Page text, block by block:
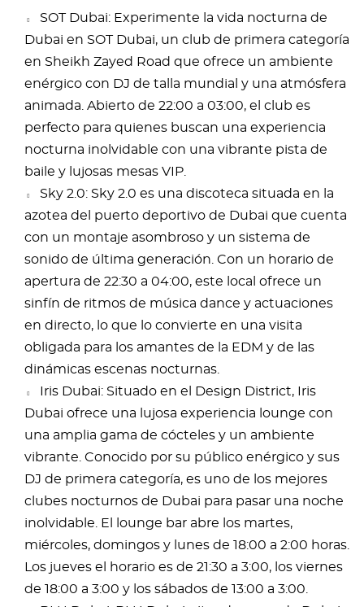
SOT Dubai: Experimente la vida nocturna de
Dubai en SOT Dubai, un club de primera categoría
en Sheikh Zayed Road que ofrece un ambiente
enérgico con DJ de talla mundial y una atmósfera
animada. Abierto de 22:00 a 03:00, el club es
perfecto para quienes buscan una experiencia
nocturna inolvidable con una vibrante pista de
baile y lujosas mesas VIP.
Sky 2.0: Sky 2.0 es una discoteca situada en la
azotea del puerto deportivo de Dubai que cuenta
con un montaje asombroso y un sistema de
sonido de última generación. Con un horario de
apertura de 22:30 a 04:00, este local ofrece un
sinfín de ritmos de música dance y actuaciones
en directo, lo que lo convierte en una visita
obligada para los amantes de la EDM y de las
dinámicas escenas nocturnas.
Iris Dubai: Situado en el Design District, Iris
Dubai ofrece una lujosa experiencia lounge con
una amplia gama de cócteles y un ambiente
vibrante. Conocido por su público enérgico y sus
DJ de primera categoría, es uno de los mejores
clubes nocturnos de Dubai para pasar una noche
inolvidable. El lounge bar abre los martes,
miércoles, domingos y lunes de 18:00 a 2:00 horas.
Los jueves el horario es de 21:30 a 3:00, los viernes
de 18:00 a 3:00 y los sábados de 13:00 a 3:00.